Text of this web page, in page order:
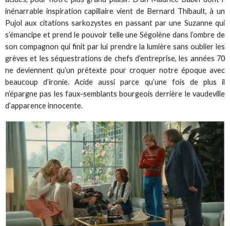
inénarrable inspiration capillaire vient de Bernard Thibault, à un
Pujol aux citations sarkozystes en passant par une Suzanne qui
s’émancipe et prend le pouvoir telle une Ségolène dans l’ombre de
son compagnon qui finit par lui prendre la lumière sans oublier les
grèves et les séquestrations de chefs d’entreprise, les années 70
ne deviennent qu’un prétexte pour croquer notre époque avec
beaucoup d’ironie. Acide aussi parce qu’une fois de plus il
n’épargne pas les faux-semblants bourgeois derrière le vaudeville
d’apparence innocente.